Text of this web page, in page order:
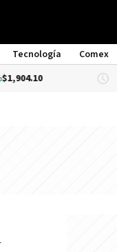
Tecnología
Comex